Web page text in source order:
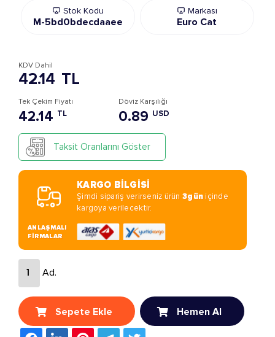
Stok Kodu
M-5bd0bdecdaaee
Markası
Euro Cat
42.14 TL
KDV Dahil
Tek Çekim Fiyatı
42.14 TL
Döviz Karşılığı
0.89 USD
Taksit Oranlarını Göster
KARGO BİLGİSİ
Şimdi sipariş verirseniz ürün 3güniçinde
kargoya verilecektir.
ANLAŞMALI
FİRMALAR
Ad.
Sepete Ekle Hemen Al